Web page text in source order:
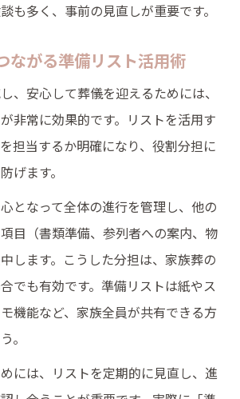
も多く、事前の見直しが重要です。
ながる準備リスト活用術
、安心して葬儀を迎えるためには、
非常に効果的です。リストを活用す
担当するか明確になり、役割分担に
げます。
となって全体の進行を管理し、他の
目（書類準備、参列者への案内、物
します。こうした分担は、家族葬の
でも有効です。準備リストは紙やス
機能など、家族全員が共有できる方
。
には、リストを定期的に見直し、進